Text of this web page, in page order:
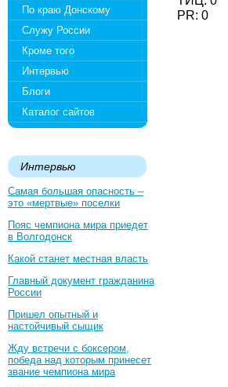
По краю Донскому
Служу России
Кроме того
Интервью
Блоги
Каталог сайтов
Интервью
Самая большая опасность –
это «мертвые» поселки
Пояс чемпиона мира приедет
в Волгодонск
Какой станет местная власть
Главный документ гражданина
России
Пришел опытный и
настойчивый сыщик
Жду встречи с боксером,
победа над которым принесет
звание чемпиона мира
PR: 0